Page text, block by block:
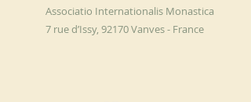
Associatio Internationalis Monastica
7 rue d’Issy, 92170 Vanves - France